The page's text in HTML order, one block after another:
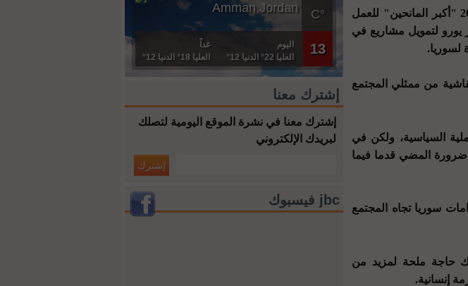
°C
Amman,Jordan
13
اليوم
العليا 22° الدنيا 12°
غداً
العليا 18° الدنيا 12°
إشترك معنا
إشترك معنا في نشرة الموقع اليومية لتصلك
لبريدك الإلكتروني
jbc فيسبوك
وقال، إن الاتحاد الأوروبي ودوله الأعضاء، كانوا منذ بداية الأزمة في عام 2011 "أكبر المانحين" للعمل
السوري، موضحا أن الاتحاد قدّم أكثر من 30.1 مليار يورو لتمويل مشاريع في
لسوريا.
من ممثلي المجتمع
السياسية، ولكن في
ضرورة المضي قدما فيما
سوريا تجاه المجتمع
حاجة ملحة لمزيد من
إنسانية.